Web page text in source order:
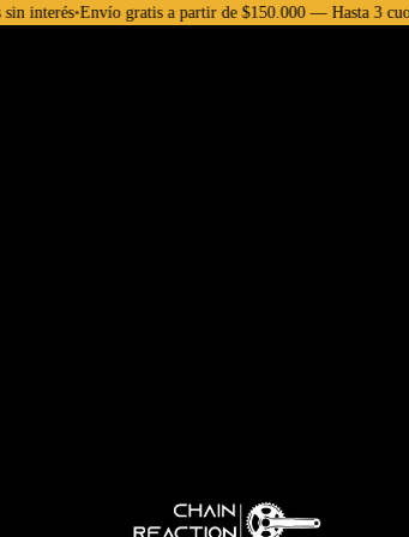
•Envío gratis a partir de $150.000 — Hasta 3 cuotas sin